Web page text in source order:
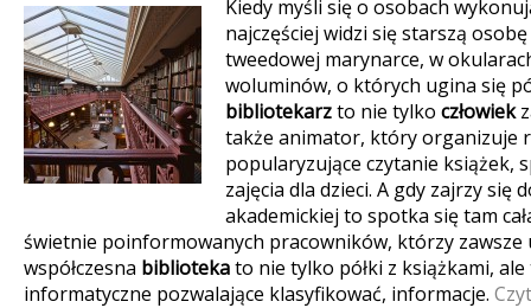
Kiedy myśli się o osobach
najczęściej widzi się starszą
tweedowej marynarce, w
woluminów, o których ugina się
bibliotekarzto nie tylko człowiek
także animator, który organizuje
popularyzujące czytanie książek,
zajęcia dla dzieci. A gdy zajrzy się
akademickiej to spotka się tam
świetnie poinformowanych pracowników, którzy zawsze
współczesna bibliotekato nie tylko półki z książkami,
informatyczne pozwalające klasyfikować, informacje.